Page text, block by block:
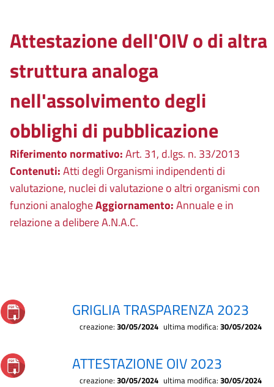
Attestazione dell'OIV o di altra
struttura analoga
nell'assolvimento degli
obblighi di pubblicazione
Riferimento normativo:Art. 31, d.lgs. n. 33/2013
Contenuti:Atti degli Organismi indipendenti di
valutazione, nuclei di valutazione o altri organismi con
funzioni analogheAggiornamento:Annuale e in
relazione a delibere A.N.A.C.
GRIGLIA TRASPARENZA 2023
creazione: 30/05/2024 ultima modifica: 30/05/2024
ATTESTAZIONE OIV 2023
creazione: 30/05/2024 ultima modifica: 30/05/2024